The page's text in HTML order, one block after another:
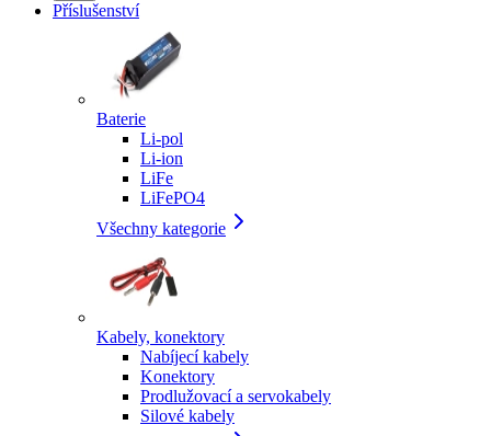
Příslušenství
Baterie
Li-pol
Li-ion
LiFe
LiFePO4
Všechny kategorie
Kabely, konektory
Nabíjecí kabely
Konektory
Prodlužovací a servokabely
Silové kabely